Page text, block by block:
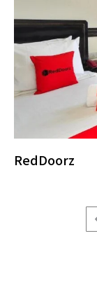
RedDoorz